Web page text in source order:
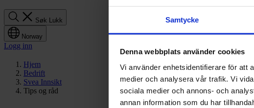
Samtycke
Denna webbplats använder cookies
Vi använder enhetsidentifierare för att
medier och analysera vår trafik. Vi
sociala medier och annons- och
annan information som du har
Søk Lukk
Norway
Logg inn
Hjem
Bedrift
Svea Innsikt
Tips og råd